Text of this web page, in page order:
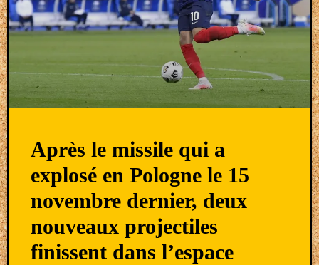
Après le missile qui a
explosé en Pologne le 15
novembre dernier, deux
nouveaux projectiles
finissent dans l’espace